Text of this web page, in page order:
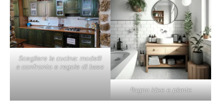
Scegliere la cucina: modelli
a confronto e regole di base
Bagno idee e piante